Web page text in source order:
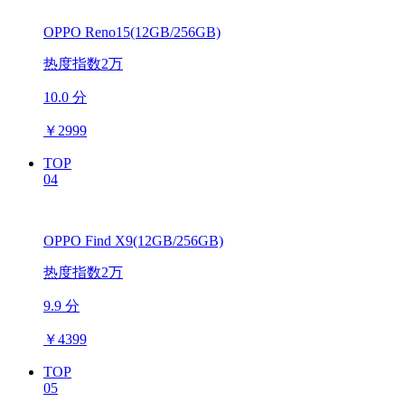
OPPO Reno15(12GB/256GB)
热度指数2万
10.0 分
￥ 2999
TOP
04
OPPO Find X9(12GB/256GB)
热度指数2万
9.9 分
￥4399
TOP
05